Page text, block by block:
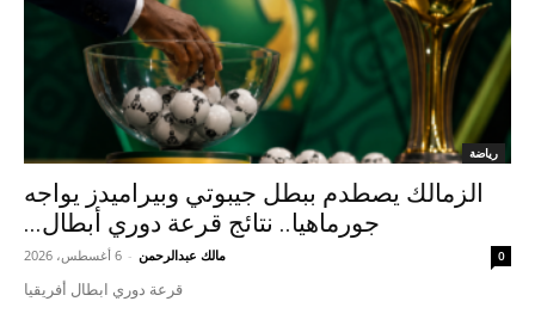
رياضة
الزمالك يصطدم ببطل جيبوتي وبيراميدز يواجه
جورماهيا.. نتائج قرعة دوري أبطال...
مالك عبدالرحمن - 6 أغسطس، 2026 0
قرعة دوري ابطال أفريقيا